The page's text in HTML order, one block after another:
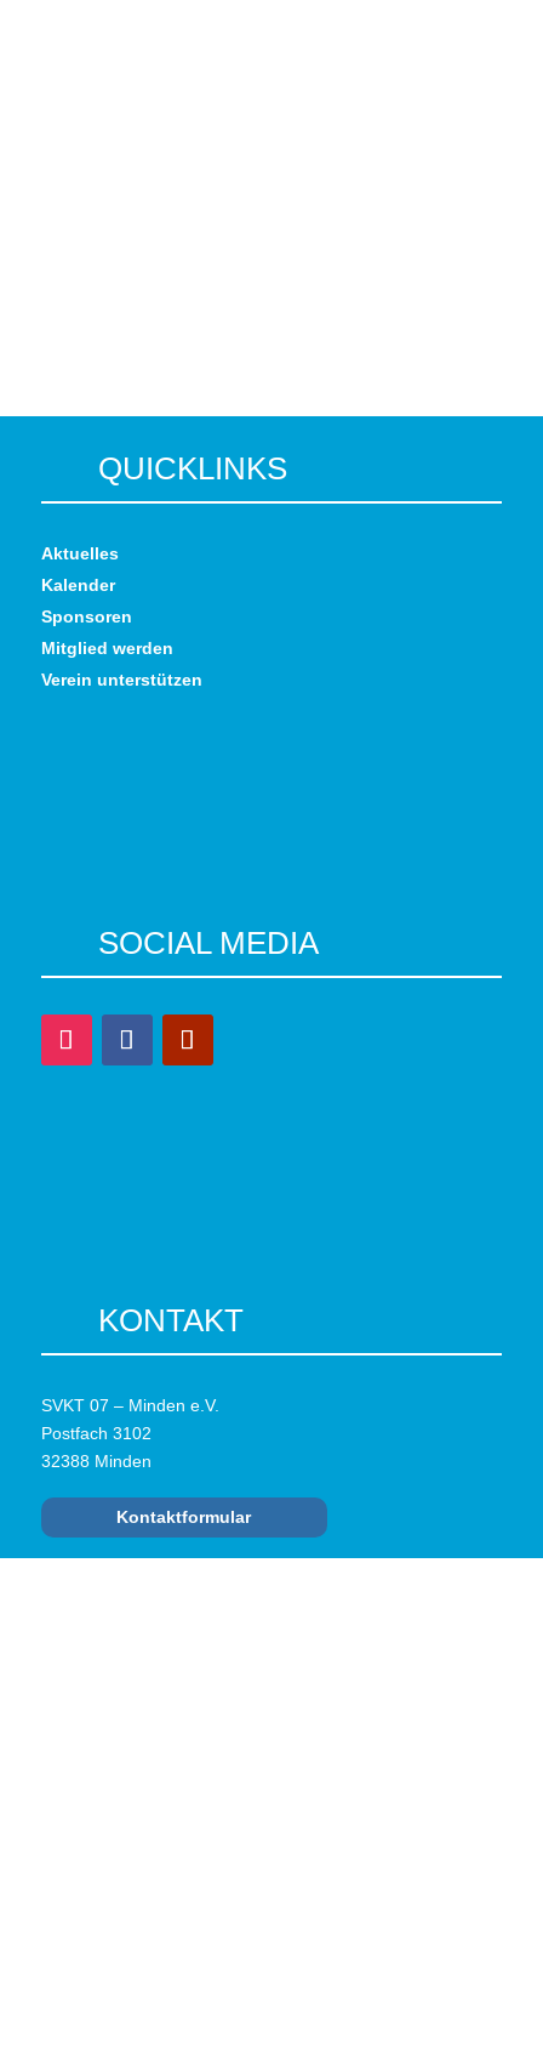
QUICKLINKS
Aktuelles
Kalender
Sponsoren
Mitglied werden
Verein unterstützen
SOCIAL MEDIA
KONTAKT
SVKT 07 – Minden e.V.
Postfach 3102
32388 Minden
Kontaktformular